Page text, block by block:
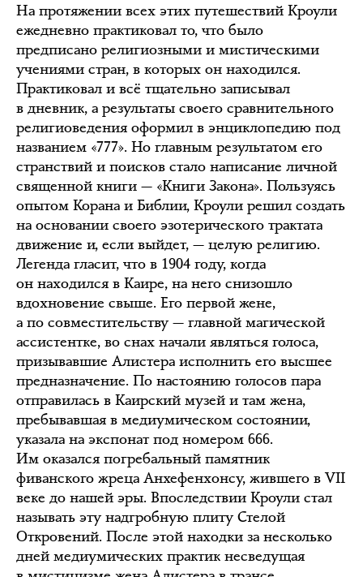
На протяжении всех этих путешествий Кроули
ежедневно практиковал то, что было
предписано религиозными и мистическими
учениями стран, в которых он находился.
Практиковал и всё тщательно записывал
в дневник, а результаты своего сравнительного
религиоведения оформил в энциклопедию под
названием «777». Но главным результатом его
странствий и поисков стало написание личной
священной книги — «Книги Закона». Пользуясь
опытом Корана и Библии, Кроули решил создать
на основании своего эзотерического трактата
движение и, если выйдет, — целую религию.
Легенда гласит, что в 1904 году, когда
он находился в Каире, на него снизошло
вдохновение свыше. Его первой жене,
а по совместительству — главной магической
ассистентке, во снах начали являться голоса,
призывавшие Алистера исполнить его высшее
предназначение. По настоянию голосов пара
отправилась в Каирский музей и там жена,
пребывавшая в медиумическом состоянии,
указала на экспонат под номером 666.
Им оказался погребальный памятник
фиванского жреца Анхефенхонсу, жившего в VII
веке до нашей эры. Впоследствии Кроули стал
называть эту надгробную плиту Стелой
Откровений. После этой находки за несколько
дней медиумических практик несведущая